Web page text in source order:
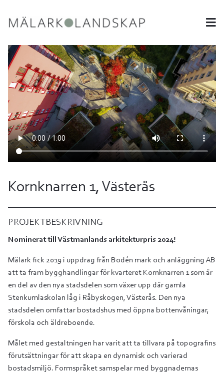
Kornknarren 1, Västerås
PROJEKTBESKRIVNING
Nominerat till Västmanlands arkitekturpris 2024!
Mälark fick 2019 i uppdrag från Bodén mark och anläggning AB
att ta fram bygghandlingar för kvarteret Kornknarren 1 som är
en del av den nya stadsdelen som växer upp där gamla
Stenkumlaskolan låg i Råbyskogen, Västerås. Den nya
stadsdelen omfattar bostadshus med öppna bottenvåningar,
förskola och äldreboende.
Målet med gestaltningen har varit att ta tillvara på topografins
förutsättningar för att skapa en dynamisk och varierad
bostadsmiljö. Formspråket samspelar med byggnadernas